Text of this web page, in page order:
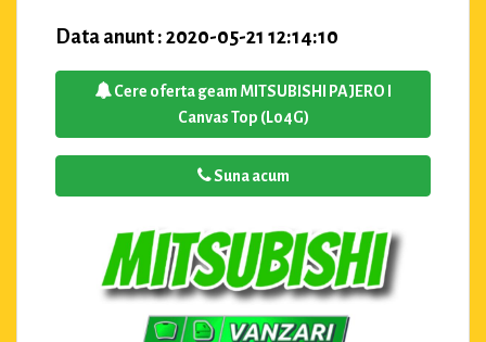
Data anunt : 2020-05-21 12:14:10
Cere oferta geam MITSUBISHI PAJERO I
Canvas Top (L04G)
Suna acum